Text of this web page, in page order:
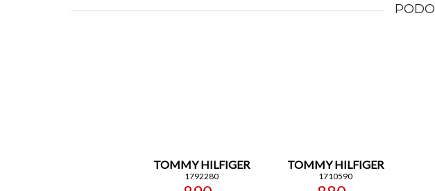
TOMMY HILFIGER
1792280
TOMMY HILFIGER
1710590